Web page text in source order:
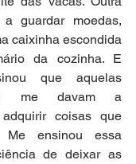
guardar moedas,
caixinha escondida
da cozinha. E
que aquelas
me davam a
coisas que
Me ensinou essa
de deixar as